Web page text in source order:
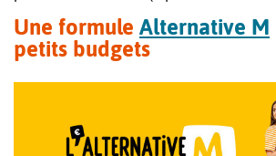
Une formule Alternative M
petits budgets